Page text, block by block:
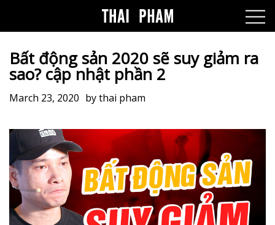
Bất động sản 2020 sẽ suy giảm ra
sao? cập nhật phần 2
March 23, 2020 bythai pham